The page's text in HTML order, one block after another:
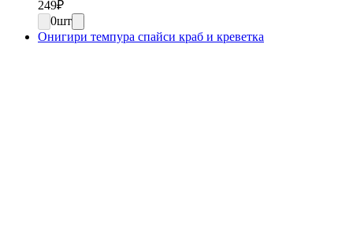
249₽
0шт
Онигири темпура спайси краб и креветка